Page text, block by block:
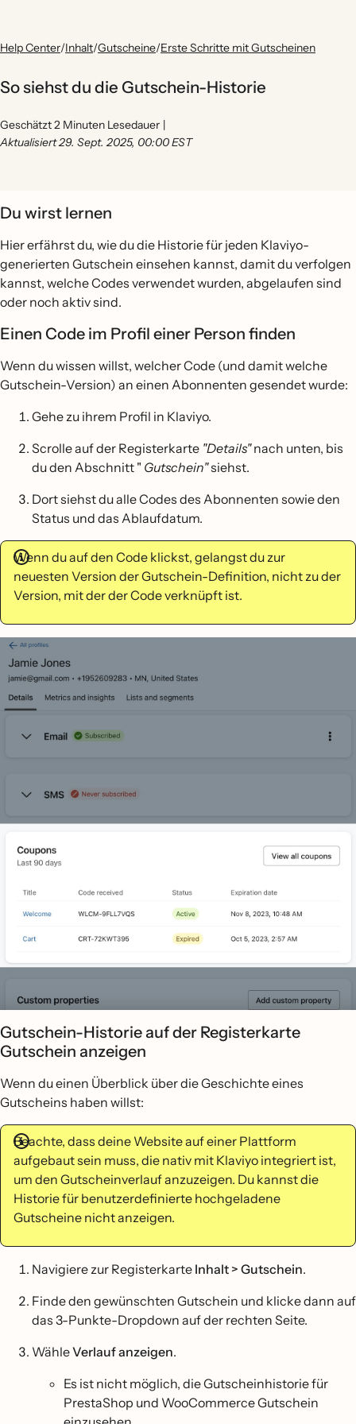
Help Center/Inhalt/Gutscheine/Erste Schritte mit Gutscheinen
So siehst du die Gutschein-Historie
Geschätzt 2 Minuten Lesedauer |
Aktualisiert 29. Sept. 2025, 00:00 EST
Du wirst lernen
Hier erfährst du, wie du die Historie für jeden Klaviyo-
generierten Gutschein einsehen kannst, damit du verfolgen
kannst, welche Codes verwendet wurden, abgelaufen sind
oder noch aktiv sind.
Einen Code im Profil einer Person finden
Wenn du wissen willst, welcher Code (und damit welche
Gutschein-Version) an einen Abonnenten gesendet wurde:
Gehe zu ihrem Profil in Klaviyo.
Scrolle auf der Registerkarte "Details"nach unten, bis
du den Abschnitt " Gutschein"siehst.
Dort siehst du alle Codes des Abonnenten sowie den
Status und das Ablaufdatum.
Wenn du auf den Code klickst, gelangst du zur
neuesten Version der Gutschein-Definition, nicht zu der
Version, mit der der Code verknüpft ist.
Gutschein-Historie auf der Registerkarte
Gutschein anzeigen
Wenn du einen Überblick über die Geschichte eines
Gutscheins haben willst:
Beachte, dass deine Website auf einer Plattform
aufgebaut sein muss, die nativ mit Klaviyo integriert ist,
um den Gutscheinverlauf anzuzeigen. Du kannst die
Historie für benutzerdefinierte hochgeladene
Gutscheine nicht anzeigen.
Navigiere zur Registerkarte Inhalt > Gutschein.
Finde den gewünschten Gutschein und klicke dann auf
das 3-Punkte-Dropdown auf der rechten Seite.
WähleVerlauf anzeigen.
Es ist nicht möglich, die Gutscheinhistorie für
PrestaShop und WooCommerce Gutschein